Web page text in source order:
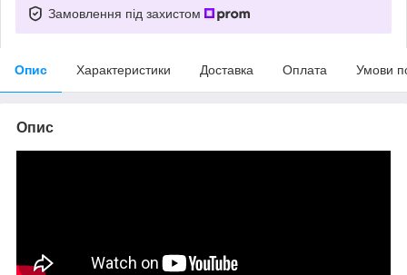
Замовлення під захистом
Опис Характеристики Доставка Оплата Умови
Опис